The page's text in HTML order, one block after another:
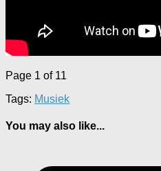
Page 1 of 11
Tags: Musiek
You may also like...